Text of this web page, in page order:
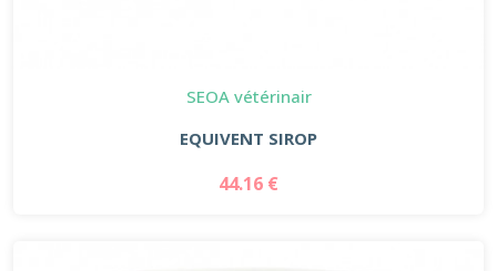
SEOA vétérinair
EQUIVENT SIROP
44.16 €